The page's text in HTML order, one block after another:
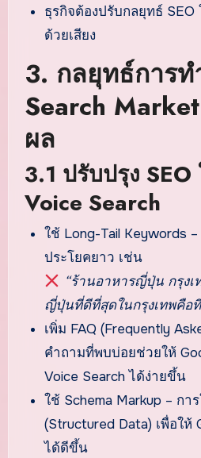
ธุรกิจต้องปรับกลยุทธ์ SEO
ด้วยเสียง
3. กลยุทธ์การท
Search
ผล
3.1 ปรับปรุง SEO
Voice Search
ใช้ Long-Tail Keywords
ประโยคยาว เช่น
“ร้านอาหารญี่ปุ่น กรุงเ
ญี่ปุ่นที่ดีที่สุดในกรุงเทพคือ
เพิ่ม FAQ (Frequently
คำถามที่พบบ่อยช่วยให้
Voice Search ได้ง่ายขึ้น
ใช้ Schema Markup – กา
(Structured Data) เพื่อให้
ได้ดีขึ้น